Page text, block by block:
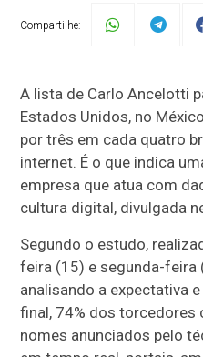
Compartilhe:
A lista de Carlo Ancelotti
Estados Unidos, no
por três em cada quatro
internet. É o que indica
empresa que atua com
cultura digital, divulgada
Segundo o estudo,
feira (15) e segunda-feira
analisando a expectativa
final, 74% dos
nomes anunciados pelo